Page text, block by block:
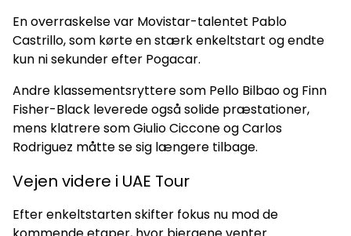
En overraskelse var Movistar-talentet Pablo
Castrillo, som kørte en stærk enkeltstart og endte
kun ni sekunder efter Pogacar.
Andre klassementsryttere som Pello Bilbao og Finn
Fisher-Black leverede også solide præstationer,
mens klatrere som Giulio Ciccone og Carlos
Rodriguez måtte se sig længere tilbage.
Vejen videre i UAE Tour
Efter enkeltstarten skifter fokus nu mod de